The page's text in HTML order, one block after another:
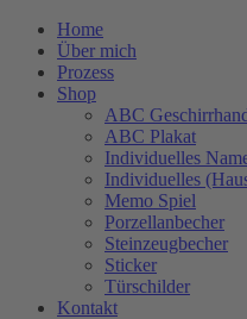
Home
Über mich
Prozess
Shop
ABC
ABC Plakat
Individuelles
Individuelles
Memo Spiel
Porzellanbecher
Steinzeugbecher
Sticker
Türschilder
Kontakt